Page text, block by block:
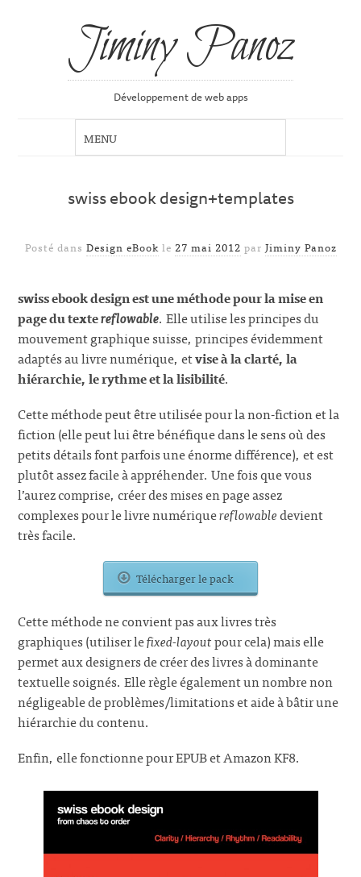
Jiminy Panoz
Développement de web apps
swiss ebook design+templates
Posté dans Design eBook le 27 mai 2012 par Jiminy Panoz
swiss ebook design est une méthode pour la mise en
page du textereflowable. Elle utilise les principes du
mouvement graphique suisse, principes évidemment
adaptés au livre numérique, etvise à la clarté, la
hiérarchie, le rythme et la lisibilité.
Cette méthode peut être utilisée pour la non-fiction et la
fiction (elle peut lui être bénéfique dans le sens où des
petits détails font parfois une énorme différence), et est
plutôt assez facile à appréhender. Une fois que vous
l’aurez comprise, créer des mises en page assez
complexes pour le livre numériquereflowabledevient
très facile.
Télécharger le pack
Cette méthode ne convient pas aux livres très
graphiques (utiliser lefixed-layoutpour cela) mais elle
permet aux designers de créer des livres à dominante
textuelle soignés. Elle règle également un nombre non
négligeable de problèmes/limitations et aide à bâtir une
hiérarchie du contenu.
Enfin, elle fonctionne pour EPUB et Amazon KF8.